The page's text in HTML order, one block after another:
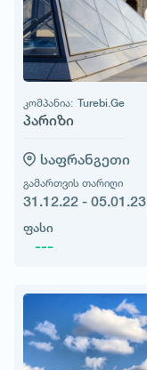
კომპანია: Turebi.Ge
პარიზი
საფრანგეთი
გამართვის თარიღი
31.12.22 - 05.01.23
ფასი
---